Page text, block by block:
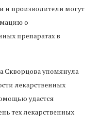
и производители могут
о
препаратах в
Скворцова упомянула
лекарственных
удастся
тех лекарственных